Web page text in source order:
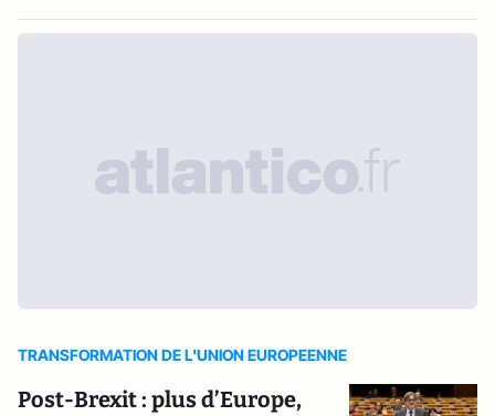
TRANSFORMATION DE L'UNION EUROPEENNE
Post-Brexit : plus d’Europe,